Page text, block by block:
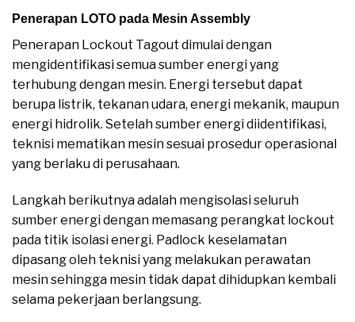
Penerapan LOTO pada Mesin Assembly
Penerapan Lockout Tagout dimulai dengan
mengidentifikasi semua sumber energi yang
terhubung dengan mesin. Energi tersebut dapat
berupa listrik, tekanan udara, energi mekanik, maupun
energi hidrolik. Setelah sumber energi diidentifikasi,
teknisi mematikan mesin sesuai prosedur operasional
yang berlaku di perusahaan.
Langkah berikutnya adalah mengisolasi seluruh
sumber energi dengan memasang perangkat lockout
pada titik isolasi energi. Padlock keselamatan
dipasang oleh teknisi yang melakukan perawatan
mesin sehingga mesin tidak dapat dihidupkan kembali
selama pekerjaan berlangsung.